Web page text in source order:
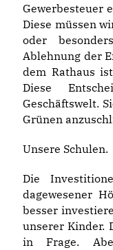
Gewerbesteuer
Diese müssen
oder
Ablehnung der
dem Rathaus
Diese
Geschäftswelt.
Grünen
Unsere Schulen.
Die
dagewesener
besser
unserer Kinder.
in Frage.